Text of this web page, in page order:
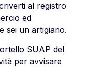
al registro
ed
sei un artigiano.
SUAP del
per avvisare